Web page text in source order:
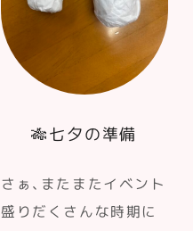
🎋七夕の準備
さぁ、またまたイベント
盛りだくさんな時期に